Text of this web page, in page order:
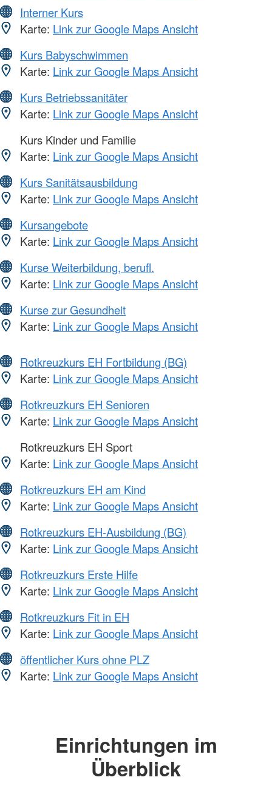
Interner Kurs
Karte: Link zur Google Maps Ansicht
Kurs Babyschwimmen
Karte: Link zur Google Maps Ansicht
Kurs Betriebssanitäter
Karte: Link zur Google Maps Ansicht
Kurs Kinder und Familie
Karte: Link zur Google Maps Ansicht
Kurs Sanitätsausbildung
Karte: Link zur Google Maps Ansicht
Kursangebote
Karte: Link zur Google Maps Ansicht
Kurse Weiterbildung, berufl.
Karte: Link zur Google Maps Ansicht
Kurse zur Gesundheit
Karte: Link zur Google Maps Ansicht
Rotkreuzkurs EH Fortbildung (BG)
Karte: Link zur Google Maps Ansicht
Rotkreuzkurs EH Senioren
Karte: Link zur Google Maps Ansicht
Rotkreuzkurs EH Sport
Karte: Link zur Google Maps Ansicht
Rotkreuzkurs EH am Kind
Karte: Link zur Google Maps Ansicht
Rotkreuzkurs EH-Ausbildung (BG)
Karte: Link zur Google Maps Ansicht
Rotkreuzkurs Erste Hilfe
Karte: Link zur Google Maps Ansicht
Rotkreuzkurs Fit in EH
Karte: Link zur Google Maps Ansicht
öffentlicher Kurs ohne PLZ
Karte: Link zur Google Maps Ansicht
Einrichtungen im
Überblick